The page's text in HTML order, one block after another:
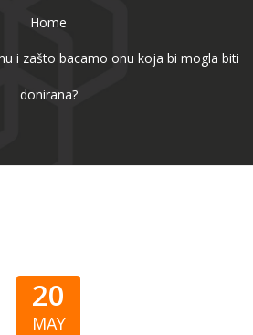
Home
i zašto bacamo onu koja bi mogla biti
donirana?
20
MAY